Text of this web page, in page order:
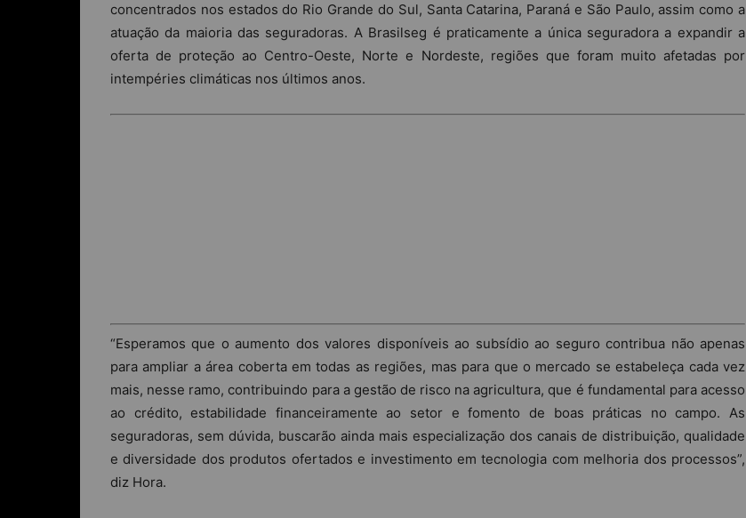
concentrados nos estados do Rio Grande do Sul, Santa Catarina, Paraná e São Paulo, assim como a
atuação da maioria das seguradoras. A Brasilseg é praticamente a única seguradora a expandir a
oferta de proteção ao Centro-Oeste, Norte e Nordeste, regiões que foram muito afetadas por
intempéries climáticas nos últimos anos.
“Esperamos que o aumento dos valores disponíveis ao subsídio ao seguro contribua não apenas
para ampliar a área coberta em todas as regiões, mas para que o mercado se estabeleça cada vez
mais, nesse ramo, contribuindo para a gestão de risco na agricultura, que é fundamental para acesso
ao crédito, estabilidade financeiramente ao setor e fomento de boas práticas no campo. As
seguradoras, sem dúvida, buscarão ainda mais especialização dos canais de distribuição, qualidade
e diversidade dos produtos ofertados e investimento em tecnologia com melhoria dos processos”,
diz Hora.